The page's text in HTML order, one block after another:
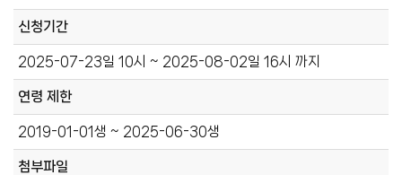
신청기간
2025-07-23일 10시 ~ 2025-08-02일 16시 까지
연령 제한
2019-01-01생 ~ 2025-06-30생
첨부파일